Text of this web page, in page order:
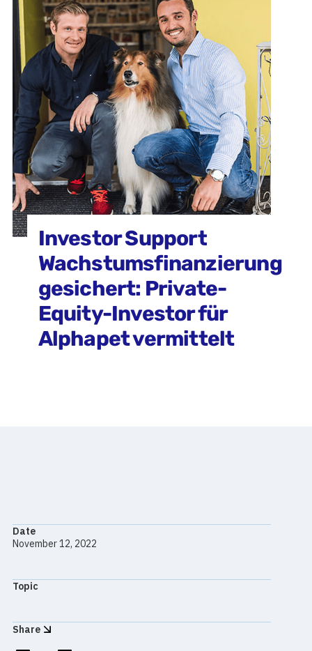
Investor Support
Wachstumsfinanzierung
gesichert: Private-
Equity-Investor für
Alphapet vermittelt
Date
November 12, 2022
Topic
Share